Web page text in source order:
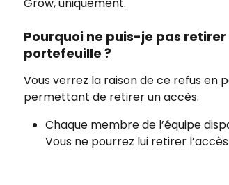
Pourquoi ne puis-je pas retirer
portefeuille ?
Vous verrez la raison de ce refus en
permettant de retirer un accès.
Chaque membre de l’équipe
Vous ne pourrez lui retirer